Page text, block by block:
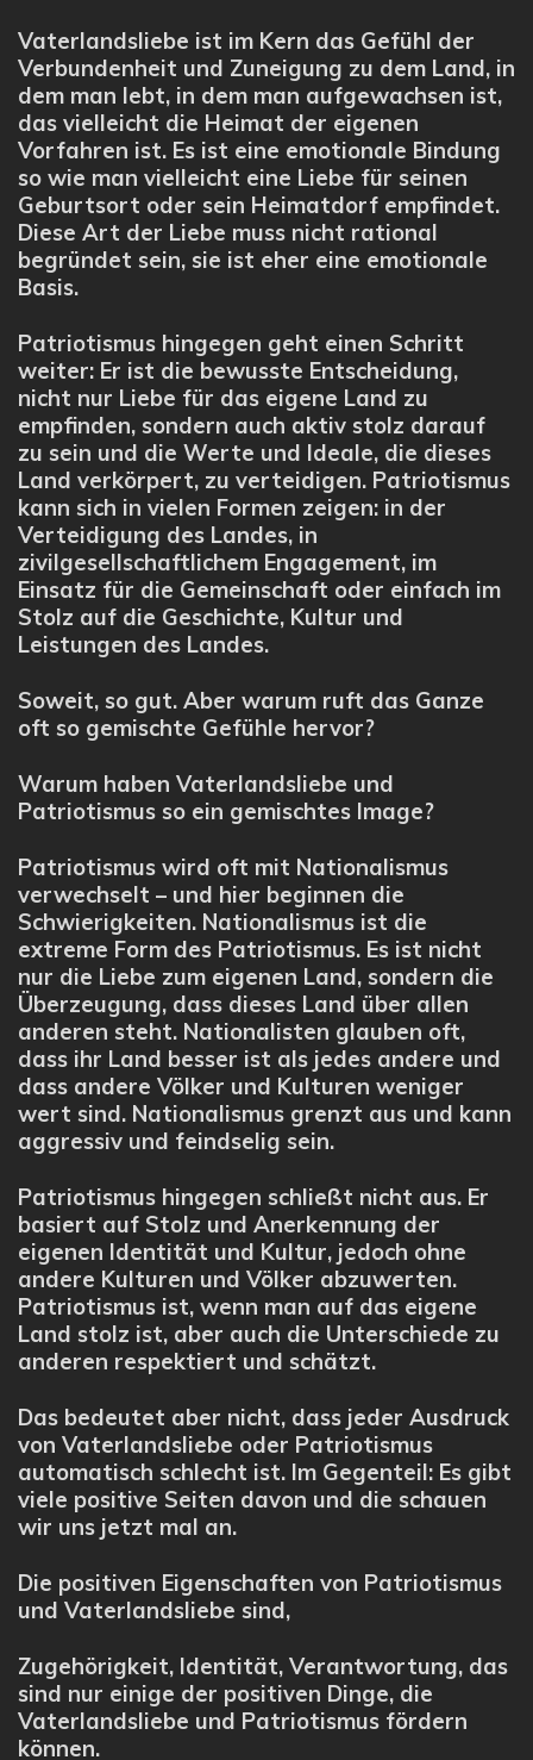
Vaterlandsliebe ist im Kern das Gefühl der
Verbundenheit und Zuneigung zu dem Land, in
dem man lebt, in dem man aufgewachsen ist,
das vielleicht die Heimat der eigenen
Vorfahren ist. Es ist eine emotionale Bindung
so wie man vielleicht eine Liebe für seinen
Geburtsort oder sein Heimatdorf empfindet.
Diese Art der Liebe muss nicht rational
begründet sein, sie ist eher eine emotionale
Basis.
Patriotismus hingegen geht einen Schritt
weiter: Er ist die bewusste Entscheidung,
nicht nur Liebe für das eigene Land zu
empfinden, sondern auch aktiv stolz darauf
zu sein und die Werte und Ideale, die dieses
Land verkörpert, zu verteidigen. Patriotismus
kann sich in vielen Formen zeigen: in der
Verteidigung des Landes, in
zivilgesellschaftlichem Engagement, im
Einsatz für die Gemeinschaft oder einfach im
Stolz auf die Geschichte, Kultur und
Leistungen des Landes.
Soweit, so gut. Aber warum ruft das Ganze
oft so gemischte Gefühle hervor?
Warum haben Vaterlandsliebe und
Patriotismus so ein gemischtes Image?
Patriotismus wird oft mit Nationalismus
verwechselt – und hier beginnen die
Schwierigkeiten. Nationalismus ist die
extreme Form des Patriotismus. Es ist nicht
nur die Liebe zum eigenen Land, sondern die
Überzeugung, dass dieses Land über allen
anderen steht. Nationalisten glauben oft,
dass ihr Land besser ist als jedes andere und
dass andere Völker und Kulturen weniger
wert sind. Nationalismus grenzt aus und kann
aggressiv und feindselig sein.
Patriotismus hingegen schließt nicht aus. Er
basiert auf Stolz und Anerkennung der
eigenen Identität und Kultur, jedoch ohne
andere Kulturen und Völker abzuwerten.
Patriotismus ist, wenn man auf das eigene
Land stolz ist, aber auch die Unterschiede zu
anderen respektiert und schätzt.
Das bedeutet aber nicht, dass jeder Ausdruck
von Vaterlandsliebe oder Patriotismus
automatisch schlecht ist. Im Gegenteil: Es gibt
viele positive Seiten davon und die schauen
wir uns jetzt mal an.
Die positiven Eigenschaften von Patriotismus
und Vaterlandsliebe sind,
Zugehörigkeit, Identität, Verantwortung, das
sind nur einige der positiven Dinge, die
Vaterlandsliebe und Patriotismus fördern
können.